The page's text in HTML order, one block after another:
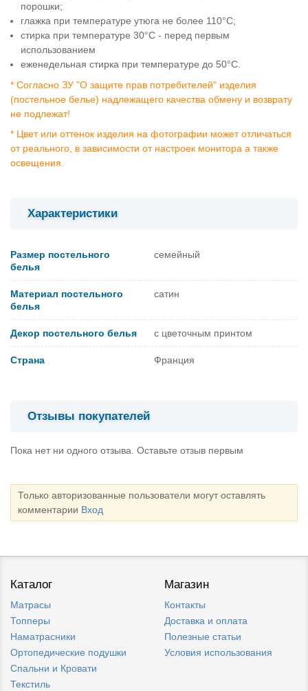
порошки;
глажка при температуре утюга не более 110°C;
стирка при температуре 30°C - перед первым
использованием
еженедельная стирка при температуре до 50°C.
* Согласно ЗУ "О защите прав потребителей" изделия
(постельное белье) надлежащего качества обмену и возврату
не подлежат!
* Цвет или оттенок изделия на фотографии может отличаться
от реального, в зависимости от настроек монитора а также
освещения.
Характеристики
Размер постельного
белья
семейный
Материал постельного
белья
сатин
Декор постельного белья с цветочным принтом
Страна Франция
Отзывы покупателей
Пока нет ни одного отзыва. Оставьте отзыв первым
Только авторизованные пользователи могут оставлять
комментарии Вход
Каталог
Матрасы
Топперы
Наматрасники
Ортопедические подушки
Спальни и Кровати
Текстиль
Магазин
Контакты
Доставка и оплата
Полезные статьи
Условия использования